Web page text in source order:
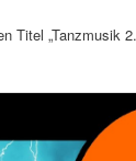
Titel „Tanzmusik